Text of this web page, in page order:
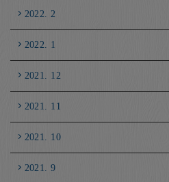
2022. 2
2022. 1
2021. 12
2021. 11
2021. 10
2021. 9